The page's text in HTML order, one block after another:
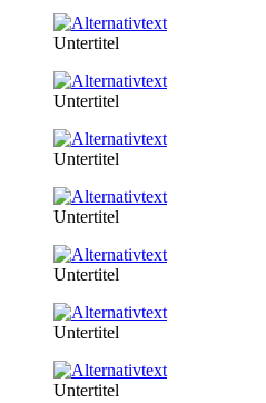
Untertitel
Untertitel
Untertitel
Untertitel
Untertitel
Untertitel
Untertitel